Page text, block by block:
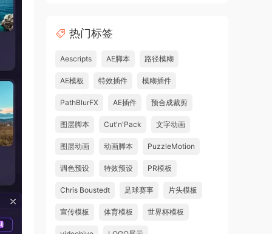
热门标签
Aescripts AE脚本 路径模糊
AE模板 特效插件 模糊插件
PathBlurFX AE插件 预合成裁剪
图层脚本 Cut'n'Pack 文字动画
图层动画 动画脚本 PuzzleMotion
调色预设 特效预设 PR模板
Chris Boustedt 足球赛事 片头模板
宣传模板 体育模板 世界杯模板